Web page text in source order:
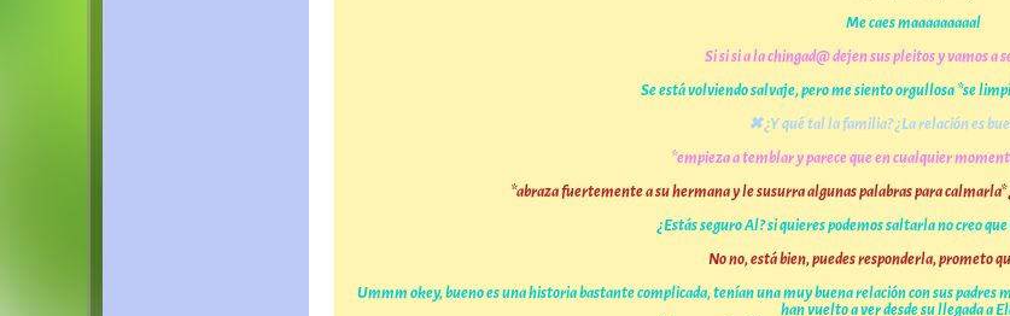
Me caes maaaaaaaaal
Si si si a la chingad@ dejen sus pleitos y vamos a
Se está volviendo salvaje, pero me siento orgullosa *se
✖¿Y qué tal la familia? ¿La relación es
*empieza a temblar y parece que en cualquier
*abraza fuertemente a su hermana y le susurra algunas palabras para
¿Estás seguro Al? si quieres podemos saltarla no creo
No no, está bien, puedes responderla, prometo
Ummm okey, bueno es una historia bastante complicada, tenían una muy buena relación con sus padres
han vuelto a ver desde su llegada a